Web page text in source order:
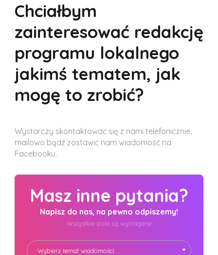
Chciałbym
zainteresować redakcję
programu lokalnego
jakimś tematem, jak
mogę to zrobić?
Wystarczy skontaktować się z nami telefonicznie,
mailowo bądź zostawić nam wiadomość na
Facebooku.
Masz inne pytania?
Napisz do nas, na pewno odpiszemy!
Wszystkie pola są wymagane
Wybierz temat wiadomości